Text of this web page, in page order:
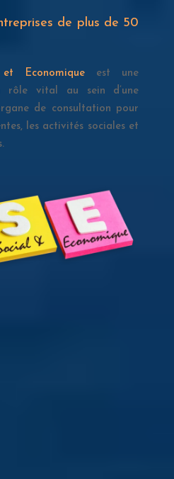
de plus de 50
Economique est une
rôle vital au sein d’une
de consultation pour
les activités sociales et